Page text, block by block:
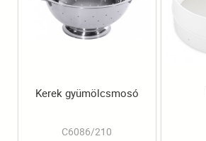
Kerek gyümölcsmosó
C6086/210